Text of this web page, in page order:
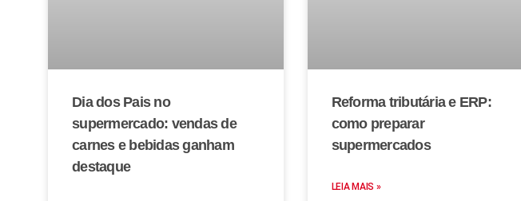
Dia dos Pais no
supermercado: vendas de
carnes e bebidas ganham
destaque
Reforma tributária e ERP:
como preparar
supermercados
LEIA MAIS »